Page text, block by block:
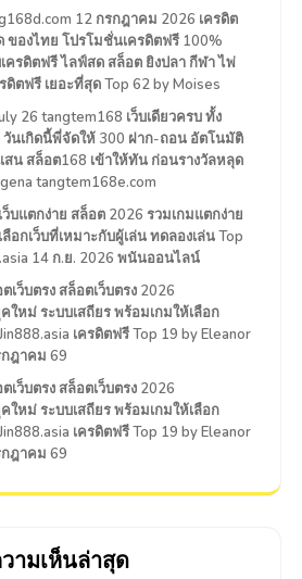
12 กรกฎาคม 2026 เครดิต
ของไทย โปรโมชั่นเครดิตฟรี 100%
เครดิตฟรี ไลฟ์สด สล็อต ยิงปลา กีฬา ไพ่
ดิตฟรี เยอะที่สุด Top 62 by Moises
26 tangtem168 เว็บเดียวครบ ทั้ง
วันเกิดนี้พี่จัดให้ 300 ฝาก-ถอน อัตโนมัติ
น สล็อต168 เข้าให้ทัน ก่อนรางวัลหลุด
tangtem168e.com
บแตกง่าย สล็อต 2026 รวมเกมแตกง่าย
ลือกเว็บที่เหมาะกับผู้เล่น ทดลองเล่น Top
14 ก.ย. 2026 พนันออนไลน์
ว็บตรง สล็อตเว็บตรง 2026
ใหม่ ระบบเสถียร พร้อมเกมให้เลือก
เครดิตฟรี Top 19 by Eleanor
กฎาคม 69
ว็บตรง สล็อตเว็บตรง 2026
ใหม่ ระบบเสถียร พร้อมเกมให้เลือก
เครดิตฟรี Top 19 by Eleanor
กฎาคม 69
ามเห็นล่าสุด